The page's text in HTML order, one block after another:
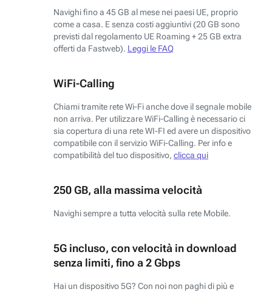
Navighi fino a 45 GB al mese nei paesi UE, proprio
come a casa. E senza costi aggiuntivi (20 GB sono
previsti dal regolamento UE Roaming + 25 GB extra
offerti da Fastweb). Leggi le FAQ
WiFi-Calling
Chiami tramite rete Wi-Fi anche dove il segnale mobile
non arriva. Per utilizzare WiFi-Calling è necessario ci
sia copertura di una rete WI-FI ed avere un dispositivo
compatibile con il servizio WiFi-Calling. Per info e
compatibilità del tuo dispositivo, clicca qui
250 GB, alla massima velocità
Navighi sempre a tutta velocità sulla rete Mobile.
5G incluso, con velocità in download
senza limiti, fino a 2 Gbps
Hai un dispositivo 5G? Con noi non paghi di più e